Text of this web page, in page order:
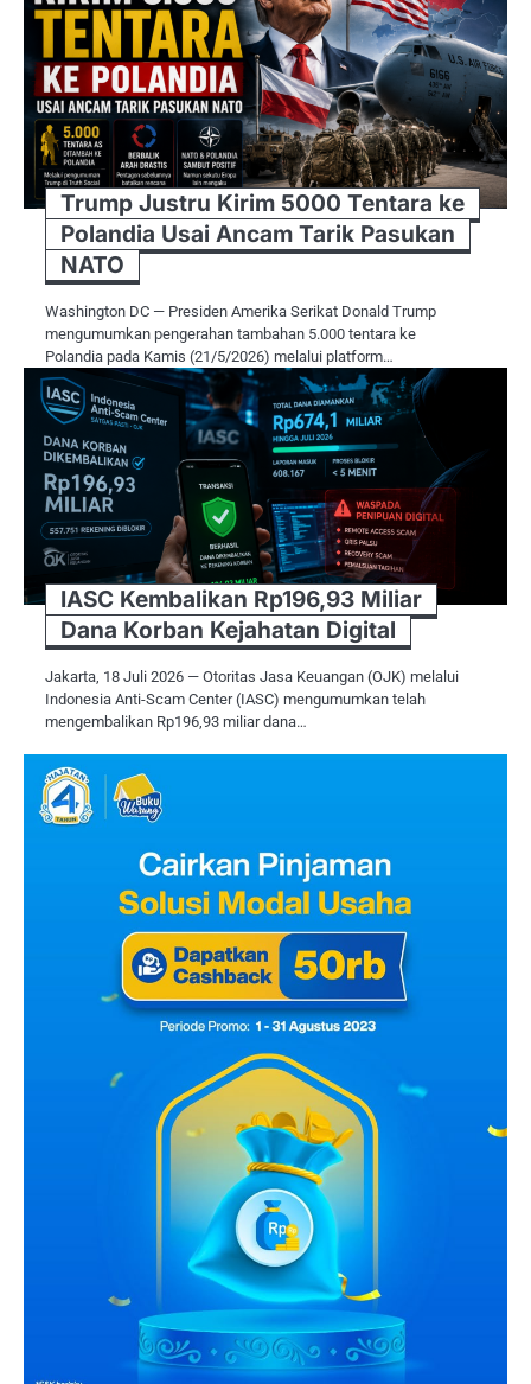
Trump Justru Kirim 5000 Tentara ke
Polandia Usai Ancam Tarik Pasukan
NATO
Washington DC — Presiden Amerika Serikat Donald Trump
mengumumkan pengerahan tambahan 5.000 tentara ke
Polandia pada Kamis (21/5/2026) melalui platform…
IASC Kembalikan Rp196,93 Miliar
Dana Korban Kejahatan Digital
Jakarta, 18 Juli 2026 — Otoritas Jasa Keuangan (OJK) melalui
Indonesia Anti-Scam Center (IASC) mengumumkan telah
mengembalikan Rp196,93 miliar dana…